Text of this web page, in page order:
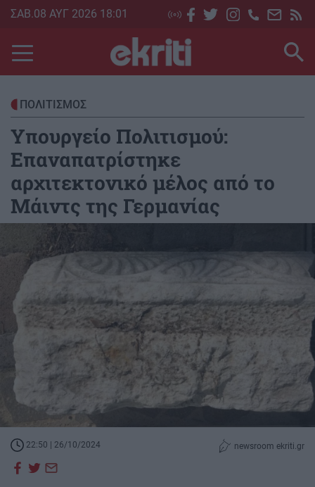
Skip
main
content
ΣΑΒ.08 ΑΥΓ 2026 18:01
ΠΟΛΙΤΙΣΜΟΣ
Υπουργείο Πολιτισμού:
Επαναπατρίστηκε
αρχιτεκτονικό μέλος από το
Μάιντς της Γερμανίας
22:50 | 26/10/2024 newsroom ekriti.gr